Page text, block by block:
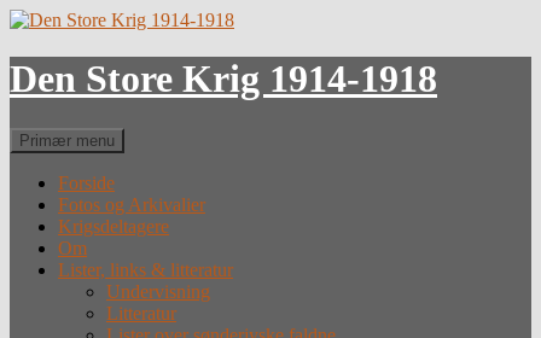
Hop
indhold
Den Store Krig 1914-1918
Søg
Primær menu
Forside
Fotos og Arkivalier
Krigsdeltagere
Om
Lister, links & litteratur
Undervisning
Litteratur